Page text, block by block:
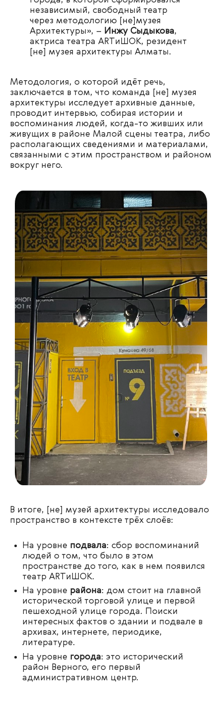
независимый, свободный театр
через методологию [не]музея
Архитектуры», – Инжу Сыдыкова,
актриса театра ARTиШОК, резидент
[не] музея архитектуры Алматы.
Методология, о которой идёт речь,
заключается в том, что команда [не] музея
архитектуры исследует архивные данные,
проводит интервью, собирая истории и
воспоминания людей, когда-то живших или
живущих в районе Малой сцены театра, либо
располагающих сведениями и материалами,
связанными с этим пространством и районом
вокруг него.
В итоге, [не] музей архитектуры исследовало
пространство в контексте трёх слоёв:
На уровне подвала: сбор воспоминаний
людей о том, что было в этом
пространстве до того, как в нем появился
театр АRTиШОК.
На уровне района: дом стоит на главной
исторической торговой улице и первой
пешеходной улице города. Поиски
интересных фактов о здании и подвале в
архивах, интернете, периодике,
литературе.
На уровне города: это исторический
район Верного, его первый
административном центр.